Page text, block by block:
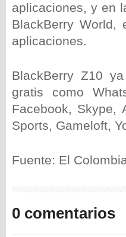
aplicaciones, y en
BlackBerry
aplicaciones.
BlackBerry Z10
gratis como
Facebook, Skype,
Sports, Gameloft,
Fuente: El
0 comentarios